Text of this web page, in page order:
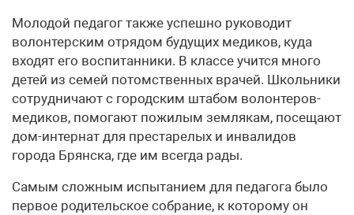
Молодой педагог также успешно руководит
волонтерским отрядом будущих медиков, куда
входят его воспитанники. В классе учится много
детей из семей потомственных врачей. Школьники
сотрудничают с городским штабом волонтеров-
медиков, помогают пожилым землякам, посещают
дом-интернат для престарелых и инвалидов
города Брянска, где им всегда рады.
Самым сложным испытанием для педагога было
первое родительское собрание, к которому он